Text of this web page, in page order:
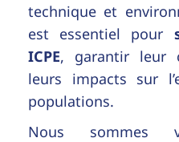
technique et
est essentiel pour
ICPE, garantir leur
leurs impacts sur
populations.
Nous sommes